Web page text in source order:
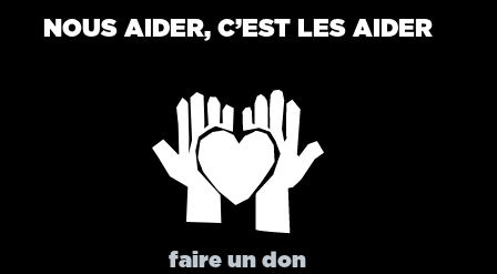
NOUS AIDER, C’EST LES AIDER
faire un don